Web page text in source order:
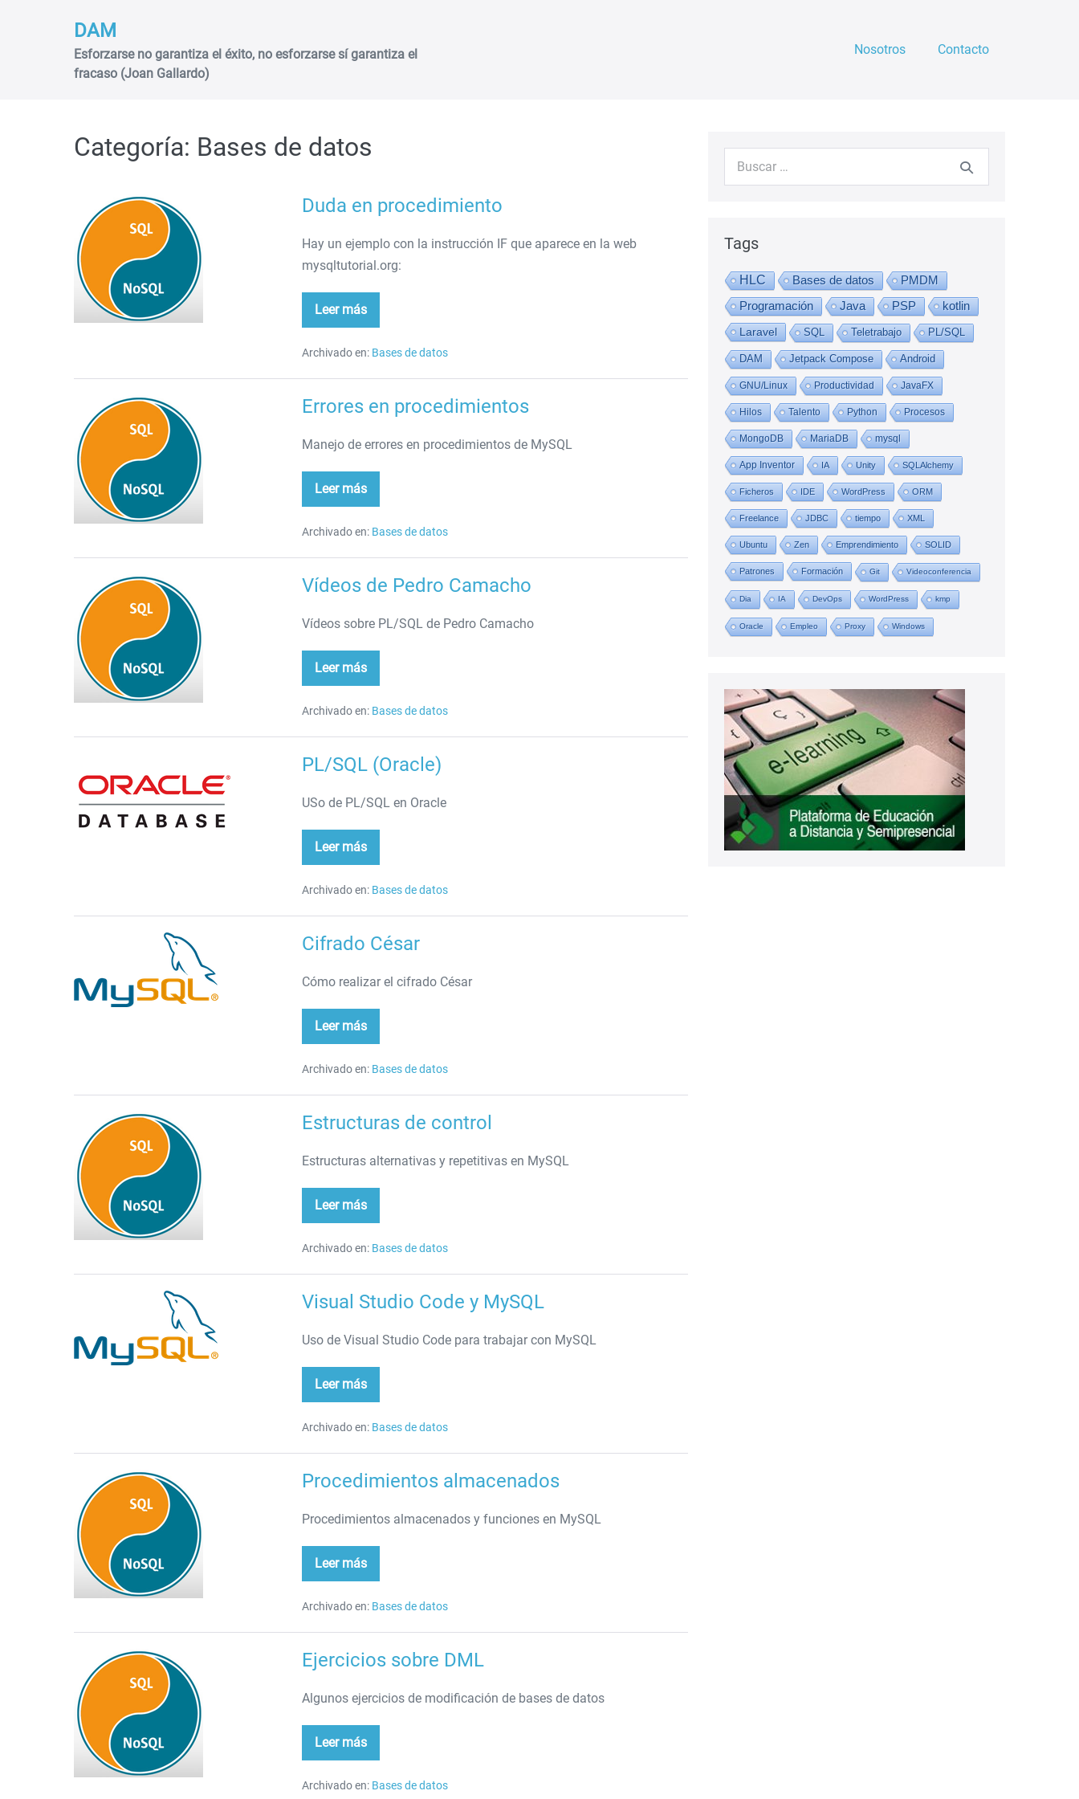
DAM
Esforzarse no garantiza el éxito, no esforzarse sí garantiza el
fracaso (Joan Gallardo)
Nosotros Contacto
Categoría: Bases de datos
Duda
en
procedimiento
Duda en procedimiento
Hay un ejemplo con la instrucción IF que aparece en la web
mysqltutorial.org:
Leer más
Duda
en
Archivado en: Bases de datos
Errores
en
procedimientos
Errores en procedimientos
Manejo de errores en procedimientos de MySQL
Leer más
Errores
en
Archivado en: Bases de datos
Vídeos
de
Pedro
Camacho
Vídeos de Pedro Camacho
Vídeos sobre PL/SQL de Pedro Camacho
Leer más
Vídeos
de
Camacho
Archivado en: Bases de datos
(Oracle)
PL/SQL (Oracle)
USo de PL/SQL en Oracle
Leer más
PL/SQL
(Oracle)
Archivado en: Bases de datos
Cifrado César
Cómo realizar el cifrado César
Leer más
Cifrado
César
Archivado en: Bases de datos
Estructuras
de
control
Estructuras de control
Estructuras alternativas y repetitivas en MySQL
Leer másEstructuras
de
Archivado en: Bases de datos
Code
Visual Studio Code y MySQL
Uso de Visual Studio Code para trabajar con MySQL
Leer más
Visual
Studio
y
Archivado en: Bases de datos
Procedimientos
almacenados
Procedimientos almacenados
Procedimientos almacenados y funciones en MySQL
Leer másProcedimientos
almacenados
Archivado en: Bases de datos
Ejercicios
sobre
DML
Ejercicios sobre DML
Algunos ejercicios de modificación de bases de datos
Leer más
Ejercicios
sobre
Archivado en: Bases de datos
Buscar:
Tags
HLC Bases de datos
PMDM
Programación
Java PSP
kotlin
Laravel
SQL Teletrabajo PL/SQL
DAM Jetpack Compose Android
GNU/Linux Productividad JavaFX
Hilos Talento Python Procesos
MongoDB MariaDB mysql
App Inventor IA Unity SQLAlchemy
Ficheros IDE WordPress ORM
Freelance JDBC tiempo XML
Ubuntu Zen Emprendimiento SOLID
Patrones Formación Git Videoconferencia
Dia IA DevOps WordPress kmp
Oracle Empleo Proxy Windows